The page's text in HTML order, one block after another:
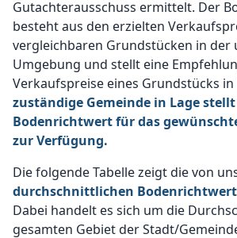
Gutachterausschuss ermittelt. Der
besteht aus den erzielten
vergleichbaren Grundstücken in der
Umgebung und stellt eine
Verkaufspreise eines Grundstücks in
zuständige Gemeinde in Lage
Bodenrichtwert für das
zur Verfügung.
Die folgende Tabelle zeigt die von
durchschnittlichen
Dabei handelt es sich um die
gesamten Gebiet der Stadt/